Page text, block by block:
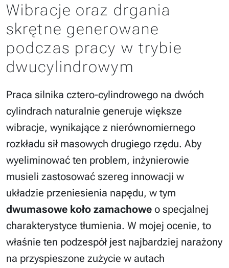
Wibracje oraz drgania
skrętne generowane
podczas pracy w trybie
dwucylindrowym
Praca silnika cztero-cylindrowego na dwóch
cylindrach naturalnie generuje większe
wibracje, wynikające z nierównomiernego
rozkładu sił masowych drugiego rzędu. Aby
wyeliminować ten problem, inżynierowie
musieli zastosować szereg innowacji w
układzie przeniesienia napędu, w tym
dwumasowe koło zamachowe o specjalnej
charakterystyce tłumienia. W mojej ocenie, to
właśnie ten podzespół jest najbardziej narażony
na przyspieszone zużycie w autach